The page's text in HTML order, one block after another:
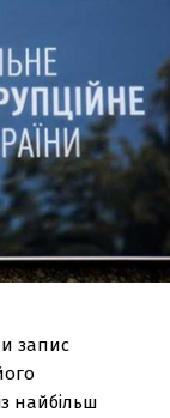
запис
найбільш